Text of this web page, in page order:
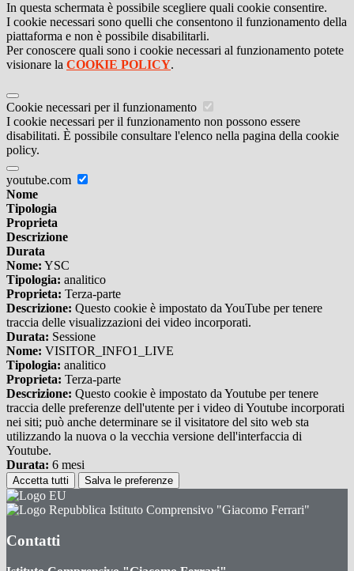
In questa schermata è possibile scegliere quali cookie consentire.
I cookie necessari sono quelli che consentono il funzionamento della
piattaforma e non è possibile disabilitarli.
Per conoscere quali sono i cookie necessari al funzionamento potete
visionare la COOKIE POLICY.
Cookie necessari per il funzionamento
I cookie necessari per il funzionamento non possono essere
disabilitati. È possibile consultare l'elenco nella pagina della cookie
policy.
youtube.com
Nome
Tipologia
Proprieta
Descrizione
Durata
Nome: YSC
Tipologia: analitico
Proprieta: Terza-parte
Descrizione: Questo cookie è impostato da YouTube per tenere
traccia delle visualizzazioni dei video incorporati.
Durata: Sessione
Nome: VISITOR_INFO1_LIVE
Tipologia: analitico
Proprieta: Terza-parte
Descrizione: Questo cookie è impostato da Youtube per tenere
traccia delle preferenze dell'utente per i video di Youtube incorporati
nei siti; può anche determinare se il visitatore del sito web sta
utilizzando la nuova o la vecchia versione dell'interfaccia di
Youtube.
Durata: 6 mesi
Accetta tutti Salva le preferenze
Istituto Comprensivo "Giacomo Ferrari"
Contatti